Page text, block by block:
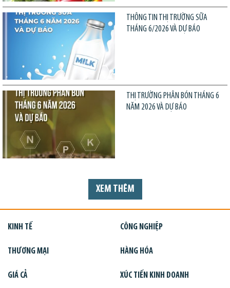
THÔNG TIN THỊ TRƯỜNG SỮA
THÁNG 6/2026 VÀ DỰ BÁO
THỊ TRƯỜNG PHÂN BÓN THÁNG 6
NĂM 2026 VÀ DỰ BÁO
XEM THÊM
KINH TẾ CÔNG NGHIỆP
THƯƠNG MẠI HÀNG HÓA
GIÁ CẢ XÚC TIẾN KINH DOANH